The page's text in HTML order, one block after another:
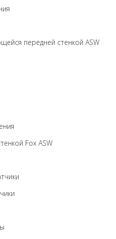
передней стенкой ASW
Fox ASW